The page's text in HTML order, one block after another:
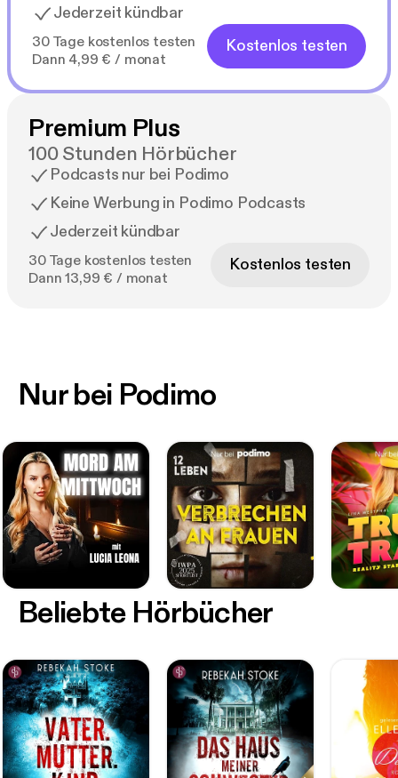
Jederzeit kündbar
30 Tage kostenlos testen
Dann 4,99 € / monat
Kostenlos testen
Premium Plus
100 Stunden Hörbücher
Podcasts nur bei Podimo
Keine Werbung in Podimo Podcasts
Jederzeit kündbar
30 Tage kostenlos testen
Dann 13,99 € / monat
Kostenlos testen
Nur bei Podimo
Beliebte Hörbücher